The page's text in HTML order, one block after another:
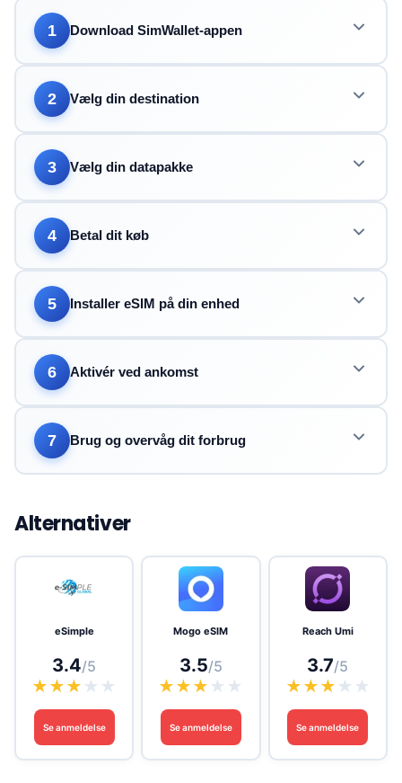
1 Download SimWallet-appen
2 Vælg din destination
3 Vælg din datapakke
4 Betal dit køb
5 Installer eSIM på din enhed
6 Aktivér ved ankomst
7 Brug og overvåg dit forbrug
Alternativer
eSimple
3.4/5
★★★ ★ ★
Se anmeldelse
Mogo eSIM
3.5/5
★★★ ★ ★
Se anmeldelse
Reach Umi
3.7/5
★★★ ★ ★
Se anmeldelse